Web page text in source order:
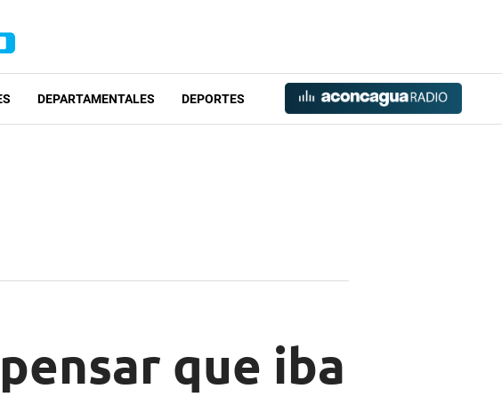
DEPARTAMENTALES DEPORTES
que iba